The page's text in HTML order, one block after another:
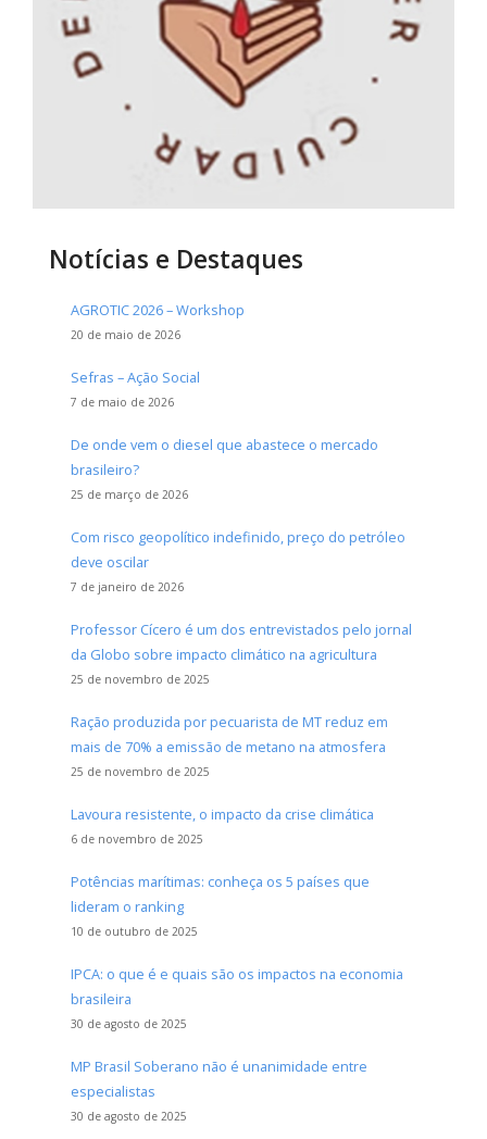
Notícias e Destaques
AGROTIC 2026 – Workshop
20 de maio de 2026
Sefras – Ação Social
7 de maio de 2026
De onde vem o diesel que abastece o mercado
brasileiro?
25 de março de 2026
Com risco geopolítico indefinido, preço do petróleo
deve oscilar
7 de janeiro de 2026
Professor Cícero é um dos entrevistados pelo jornal
da Globo sobre impacto climático na agricultura
25 de novembro de 2025
Ração produzida por pecuarista de MT reduz em
mais de 70% a emissão de metano na atmosfera
25 de novembro de 2025
Lavoura resistente, o impacto da crise climática
6 de novembro de 2025
Potências marítimas: conheça os 5 países que
lideram o ranking
10 de outubro de 2025
IPCA: o que é e quais são os impactos na economia
brasileira
30 de agosto de 2025
MP Brasil Soberano não é unanimidade entre
especialistas
30 de agosto de 2025